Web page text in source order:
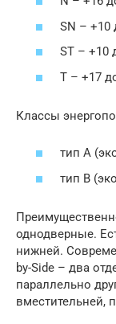
SN – +10
ST – +10
T – +17
Классы
тип А
тип В
однодверные.
нижней.
by-Side – два
параллельно
вместительней,